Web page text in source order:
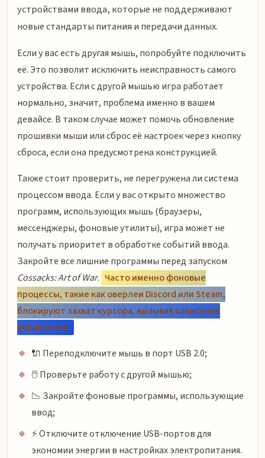
устройствами ввода, которые не поддерживают
новые стандарты питания и передачи данных.
Если у вас есть другая мышь, попробуйте подключить
её. Это позволит исключить неисправность самого
устройства. Если с другой мышью игра работает
нормально, значит, проблема именно в вашем
девайсе. В таком случае может помочь обновление
прошивки мыши или сброс её настроек через кнопку
сброса, если она предусмотрена конструкцией.
Также стоит проверить, не перегружена ли система
процессом ввода. Если у вас открыто множество
программ, использующих мышь (браузеры,
мессенджеры, фоновые утилиты), игра может не
получать приоритет в обработке событий ввода.
Закройте все лишние программы перед запуском
Cossacks: Art of War. Часто именно фоновые
процессы, такие как оверлеи Discord или Steam,
блокируют захват курсора, вызывая зависание
управления.
🔌 Переподключите мышь в порт USB 2.0;
🖱️ Проверьте работу с другой мышью;
📉 Закройте фоновые программы, использующие
ввод;
⚡ Отключите отключение USB-портов для
экономии энергии в настройках электропитания.